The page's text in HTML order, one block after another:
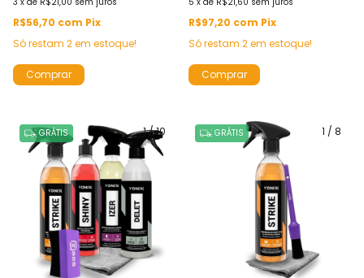
R$56,70 com Pix
Só restam 2em estoque!
R$97,20 com Pix
Só restam 2em estoque!
1/10
GRÁTIS 1 / 8
GRÁTIS